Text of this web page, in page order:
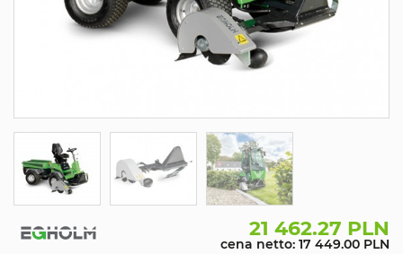
21 462.27 PLN
cena netto: 17 449.00 PLN